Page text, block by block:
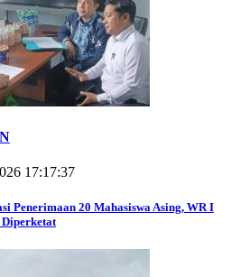
17:17:37
Penerimaan 20 Mahasiswa Asing, WR I
Diperketat